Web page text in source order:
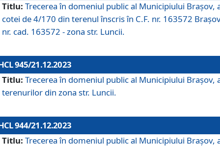
Titlu: Trecerea în domeniul public al Municipiului Braşov,
cotei de 4/170 din terenul înscris în C.F. nr. 163572
nr. cad. 163572 - zona str. Luncii.
945/21.12.2023
Titlu: Trecerea în domeniul public al Municipiului Braşov,
terenurilor din zona str. Luncii.
944/21.12.2023
Titlu: Trecerea în domeniul public al Municipiului Braşov,